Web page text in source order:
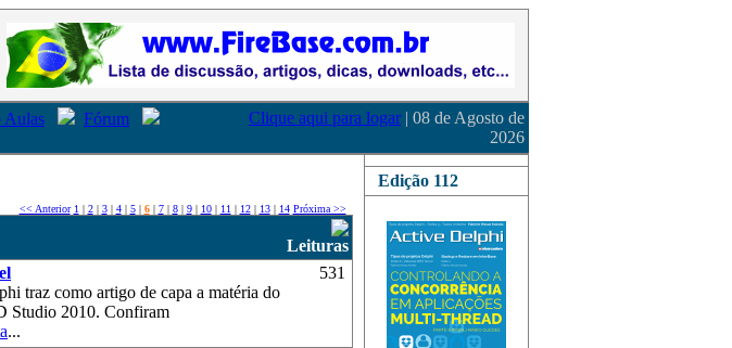
Aulas
Fórum
Clique aqui para logar | 08 de Agosto de
2026
<< Anterior 1 | 2| 3| 4| 5| 6| 7| 8| 9| 10| 11 | 12| 13| 14 Próxima >>
Leituras
traz como artigo de capa a matéria do
Studio 2010. Confiram
...
531
Edição 112